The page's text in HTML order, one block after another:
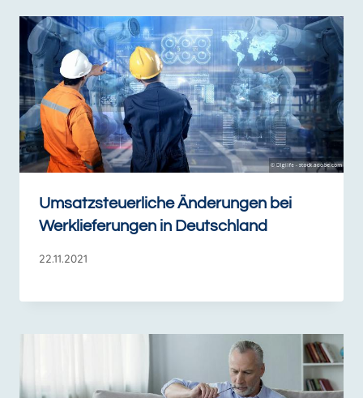
Umsatzsteuerliche Änderungen bei
Werklieferungen in Deutschland
22.11.2021